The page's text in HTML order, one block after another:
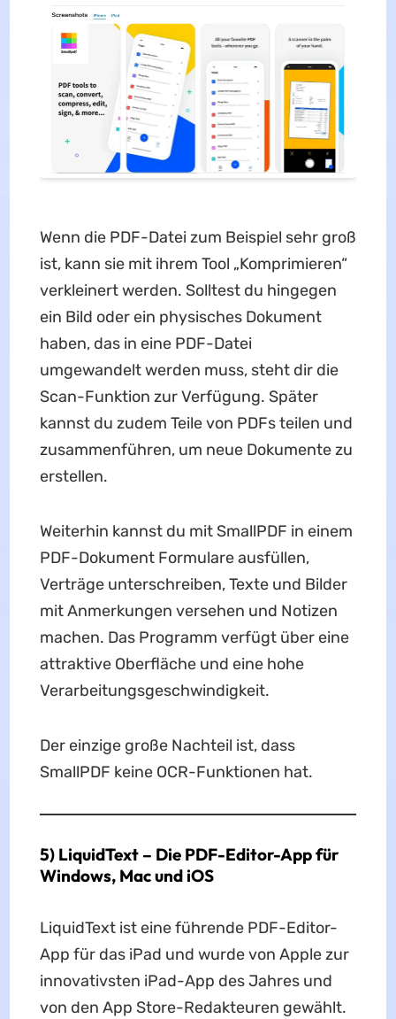
Wenn die PDF-Datei zum Beispiel sehr groß
ist, kann sie mit ihrem Tool „Komprimieren“
verkleinert werden. Solltest du hingegen
ein Bild oder ein physisches Dokument
haben, das in eine PDF-Datei
umgewandelt werden muss, steht dir die
Scan-Funktion zur Verfügung. Später
kannst du zudem Teile von PDFs teilen und
zusammenführen, um neue Dokumente zu
erstellen.
Weiterhin kannst du mit SmallPDF in einem
PDF-Dokument Formulare ausfüllen,
Verträge unterschreiben, Texte und Bilder
mit Anmerkungen versehen und Notizen
machen. Das Programm verfügt über eine
attraktive Oberfläche und eine hohe
Verarbeitungsgeschwindigkeit.
Der einzige große Nachteil ist, dass
SmallPDF keine OCR-Funktionen hat.
5) LiquidText – Die PDF-Editor-App für
Windows, Mac und iOS
LiquidText ist eine führende PDF-Editor-
App für das iPad und wurde von Apple zur
innovativsten iPad-App des Jahres und
von den App Store-Redakteuren gewählt.